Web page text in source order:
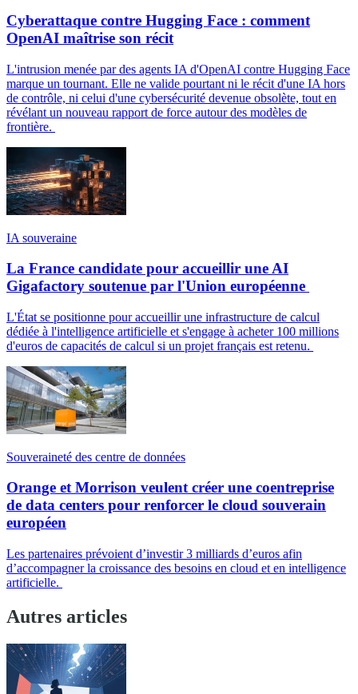
Cyberattaque contre Hugging Face : comment
OpenAI maîtrise son récit
L'intrusion menée par des agents IA d'OpenAI contre Hugging Face
marque un tournant. Elle ne valide pourtant ni le récit d'une IA hors
de contrôle, ni celui d'une cybersécurité devenue obsolète, tout en
révélant un nouveau rapport de force autour des modèles de
frontière.
IA souveraine
La France candidate pour accueillir une AI
Gigafactory soutenue par l'Union européenne
L'État se positionne pour accueillir une infrastructure de calcul
dédiée à l'intelligence artificielle et s'engage à acheter 100 millions
d'euros de capacités de calcul si un projet français est retenu.
Souveraineté des centre de données
Orange et Morrison veulent créer une coentreprise
de data centers pour renforcer le cloud souverain
européen
Les partenaires prévoient d’investir 3 milliards d’euros afin
d’accompagner la croissance des besoins en cloud et en intelligence
artificielle.
Autres articles